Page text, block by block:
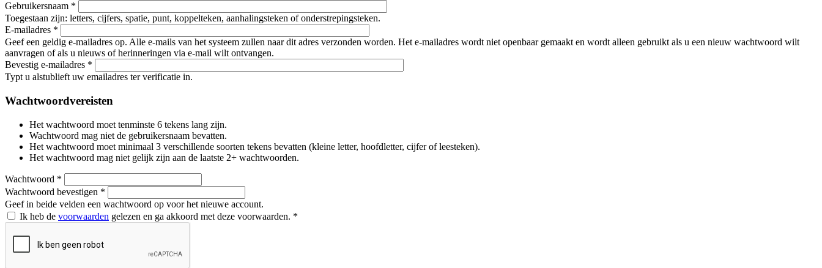
Gebruikersnaam *
Toegestaan zijn: letters, cijfers, spatie, punt, koppelteken, aanhalingsteken of onderstrepingsteken.
E-mailadres *
Geef een geldig e-mailadres op. Alle e-mails van het systeem zullen naar dit adres verzonden worden. Het e-mailadres wordt niet openbaar gemaakt en wordt alleen gebruikt als u een nieuw wachtwoord wilt
aanvragen of als u nieuws of herinneringen via e-mail wilt ontvangen.
Bevestig e-mailadres *
Typt u alstublieft uw emailadres ter verificatie in.
Wachtwoordvereisten
Het wachtwoord moet tenminste 6 tekens lang zijn.
Wachtwoord mag niet de gebruikersnaam bevatten.
Het wachtwoord moet minimaal 3 verschillende soorten tekens bevatten (kleine letter, hoofdletter, cijfer of leesteken).
Het wachtwoord mag niet gelijk zijn aan de laatste 2+ wachtwoorden.
Wachtwoord *
Wachtwoord bevestigen *
Geef in beide velden een wachtwoord op voor het nieuwe account.
Ik heb de voorwaarden gelezen en ga akkoord met deze voorwaarden. *